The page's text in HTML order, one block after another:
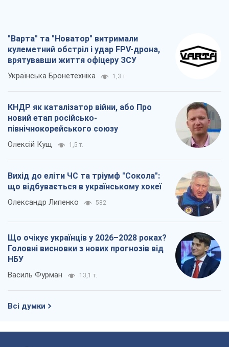
"Варта" та "Новатор" витримали
кулеметний обстріл і удар FPV-дрона,
врятувавши життя офіцеру ЗСУ
Українська Бронетехніка 1,3 т.
КНДР як каталізатор війни, або Про
новий етап російсько-
північнокорейського союзу
Олексій Кущ 1,5 т.
Вихід до еліти ЧС та тріумф "Сокола":
що відбувається в українському хокеї
Олександр Липенко 582
Що очікує українців у 2026–2028 роках?
Головні висновки з нових прогнозів від
НБУ
Василь Фурман 13,1 т.
Всі думки